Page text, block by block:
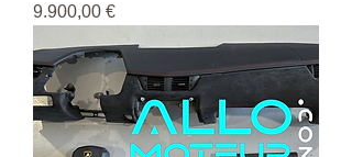
Pris
9.900,00 €